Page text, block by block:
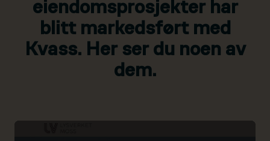
eiendomsprosjekter har
blitt markedsført med
Kvass. Her ser du noen av
dem.